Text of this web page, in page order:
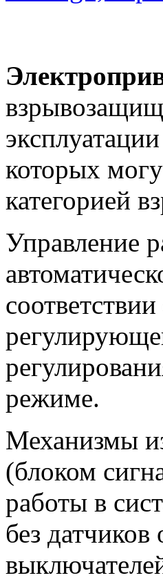
которых
категорией
Управление
режиме.
Механизмы
(блоком
работы в
без